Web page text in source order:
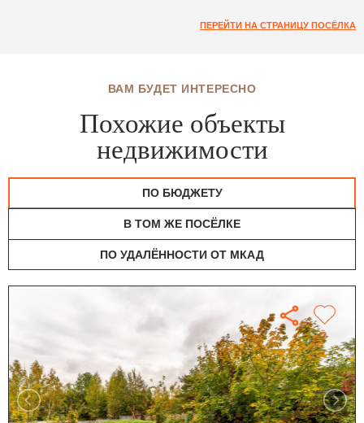
ПЕРЕЙТИ НА СТРАНИЦУ ПОСЁЛКА
ВАМ БУДЕТ ИНТЕРЕСНО
Похожие объекты
недвижимости
ПО БЮДЖЕТУ
В ТОМ ЖЕ ПОСЁЛКЕ
ПО УДАЛЁННОСТИ ОТ МКАД